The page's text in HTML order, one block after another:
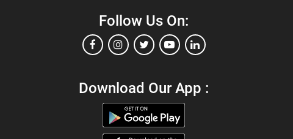
Follow Us On:
Download Our App :